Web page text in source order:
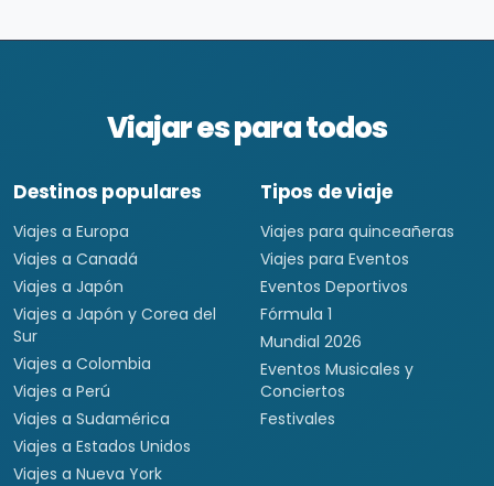
Viajar es para todos
Destinos populares
Viajes a Europa
Viajes a Canadá
Viajes a Japón
Viajes a Japón y Corea del
Sur
Viajes a Colombia
Viajes a Perú
Viajes a Sudamérica
Viajes a Estados Unidos
Viajes a Nueva York
Tipos de viaje
Viajes para quinceañeras
Viajes para Eventos
Eventos Deportivos
Fórmula 1
Mundial 2026
Eventos Musicales y
Conciertos
Festivales